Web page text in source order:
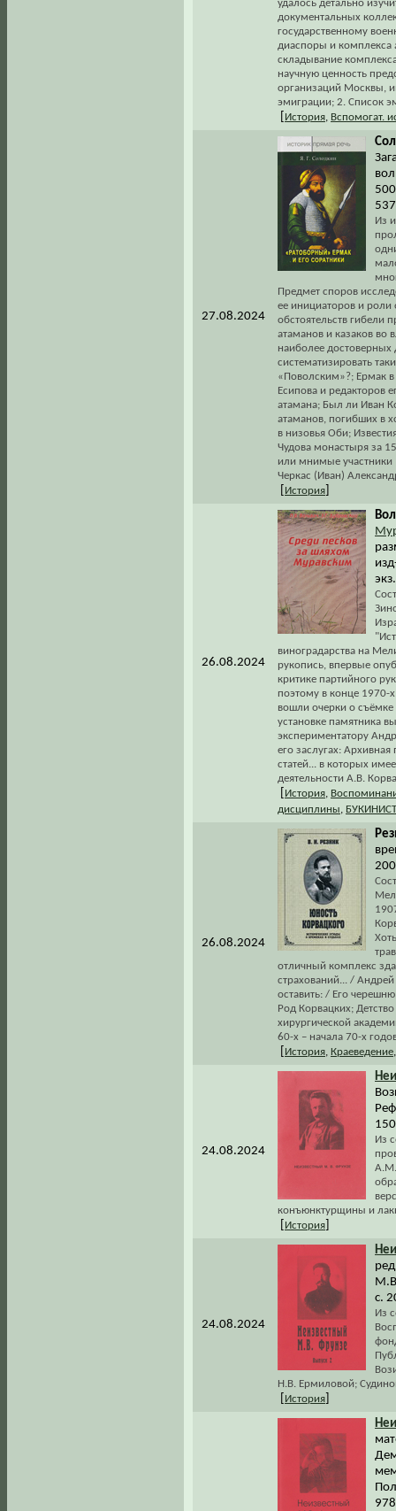
удалось детально
документальных
государственному
диаспоры и комплекса
складывание
научную ценность
организаций Москвы,
эмиграции; 2. Список
История Вспомогат.
27.08.2024
Из
Предмет споров
ее инициаторов и роли
обстоятельств гибели
атаманов и казаков во
наиболее
систематизировать
«Поволским»?; Ермак в
Есипова и редакторов
атамана; Был ли Иван
атаманов, погибших в
в низовья Оби;
Чудова монастыря за
или мнимые участники
Черкас (Иван)
История
26.08.2024
виноградарства на
рукопись, впервые
критике партийного
поэтому в конце 1970-
вошли очерки о
установке памятника
экспериментатору
его заслугах:
статей... в которых
деятельности А.В.
История
дисциплины
26.08.2024
отличный комплекс
страхований... /
оставить: / Его
Род Корвацких;
хирургической
60-х – начала 70-х
История Краеведение
24.08.2024
Из
А.М.
конъюнктурщины и
История
24.08.2024
с.
Из
Н.В. Ермиловой;
История